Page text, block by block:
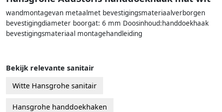
wandmontagevan metaalmet bevestigingsmateriaalverborgen
bevestigingdiameter boorgat: 6 mm Doosinhoud:handdoekhaak
bevestigingsmateriaal montagehandleiding
Bekijk relevante sanitair
Witte Hansgrohe sanitair
Hansgrohe handdoekhaken